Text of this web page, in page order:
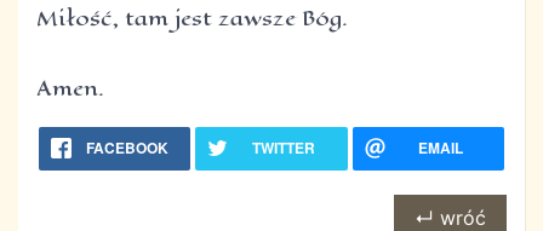
Miłość, tam jest zawsze Bóg.
Amen.
FACEBOOK TWITTER EMAIL
↵ wróć